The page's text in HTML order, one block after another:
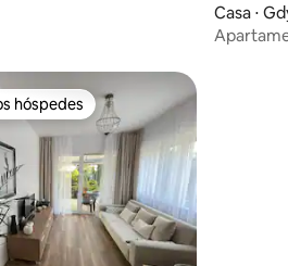
Casa ⋅
preferidos dos hóspedes
hóspedes